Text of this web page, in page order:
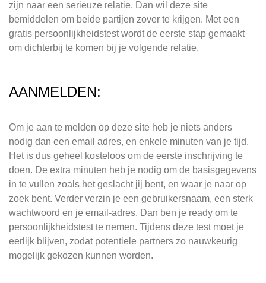
zijn naar een serieuze relatie. Dan wil deze site
bemiddelen om beide partijen zover te krijgen. Met een
gratis persoonlijkheidstest wordt de eerste stap gemaakt
om dichterbij te komen bij je volgende relatie.
AANMELDEN:
Om je aan te melden op deze site heb je niets anders
nodig dan een email adres, en enkele minuten van je tijd.
Het is dus geheel kosteloos om de eerste inschrijving te
doen. De extra minuten heb je nodig om de basisgegevens
in te vullen zoals het geslacht jij bent, en waar je naar op
zoek bent. Verder verzin je een gebruikersnaam, een sterk
wachtwoord en je email-adres. Dan ben je ready om te
persoonlijkheidstest te nemen. Tijdens deze test moet je
eerlijk blijven, zodat potentiele partners zo nauwkeurig
mogelijk gekozen kunnen worden.